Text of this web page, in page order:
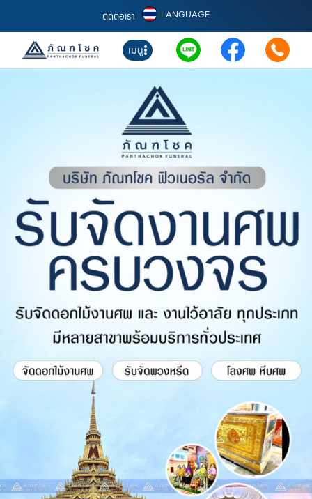
ติดต่อเรา LANGUAGE
เมนู